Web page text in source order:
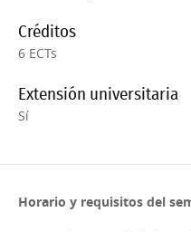
Créditos
6 ECTs
Extensión universitaria
Sí
Horario y requisitos del